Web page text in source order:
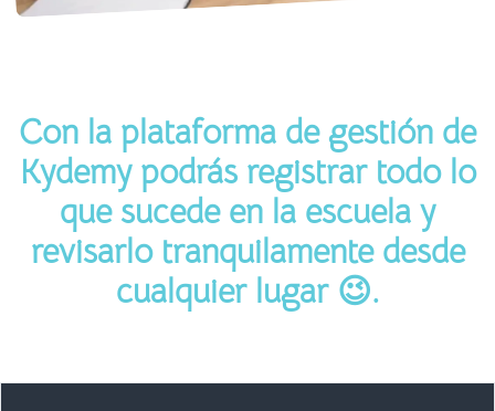
Con la plataforma de gestión de
Kydemy podrás registrar todo lo
que sucede en la escuela y
revisarlo tranquilamente desde
cualquier lugar 😉.